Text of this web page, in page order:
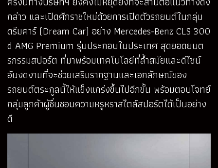
กล่าว และเปิดศักราชใหม่ด้วยการเปิดตัวรถยนต์ในกลุ่ม
ดรีมคาร์ (Dream Car) อย่าง Mercedes-Benz CLS 300
d AMG Premium รุ่นประกอบในประเทศ สุดยอดยนต
รกรรมสปอร์ต ที่มาพร้อมเทคโนโลยีที่ล้ำสมัยและดีไซน์
อันงดงามที่จะช่วยเสริมรากฐานและเอกลักษณ์ของ
รถยนต์ตระกูลนี้ให้แข็งแกร่งขึ้นไปอีกขั้น พร้อมตอบโจทย์
กลุ่มลูกค้าผู้ชื่นชอบความหรูหราสไตล์สปอร์ตได้เป็นอย่าง
ดี